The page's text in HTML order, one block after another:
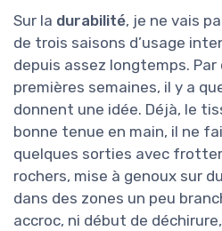
Sur la durabilité, je ne vais
de trois saisons d’usage
depuis assez longtemps. Par
premières semaines, il y a
donnent une idée. Déjà, le
bonne tenue en main, il ne
quelques sorties avec
rochers, mise à genoux sur
dans des zones un peu
accroc, ni début de